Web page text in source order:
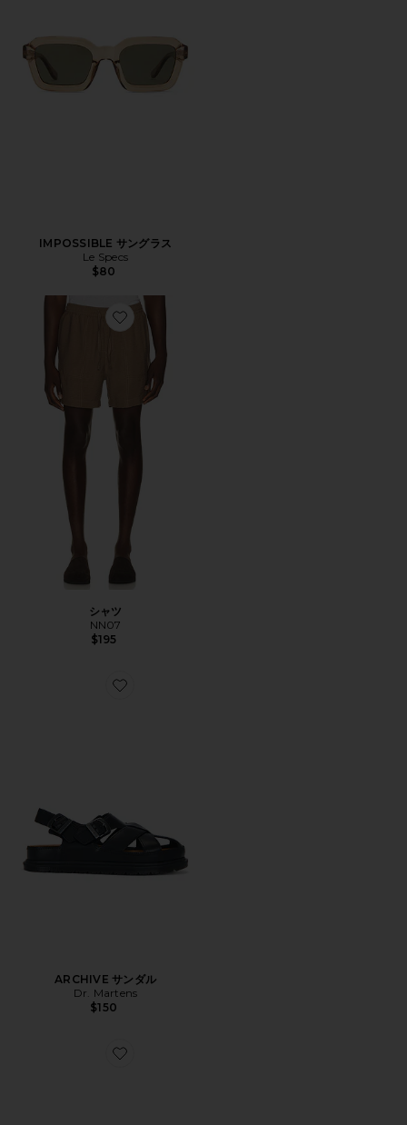
IMPOSSIBLE サングラス
Le Specs
$80
Favorite シャツ
シャツ
NN07
$195
Favorite ARCHIVE サンダル
ARCHIVE サンダル
Dr. Martens
$150
Favorite ベルト